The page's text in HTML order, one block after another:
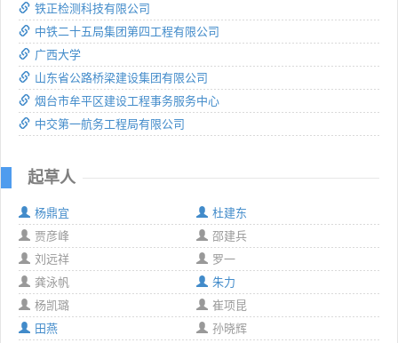
铁正检测科技有限公司
中铁二十五局集团第四工程有限公司
广西大学
山东省公路桥梁建设集团有限公司
烟台市牟平区建设工程事务服务中心
中交第一航务工程局有限公司
起草人
杨鼎宜
杜建东
贾彦峰
邵建兵
刘远祥
罗一
龚泳帆
朱力
杨凯璐
崔项昆
田燕
孙晓辉